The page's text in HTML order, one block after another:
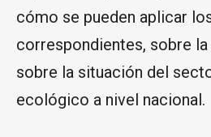
cómo se pueden aplicar
correspondientes, sobre
sobre la situación del
ecológico a nivel nacional.